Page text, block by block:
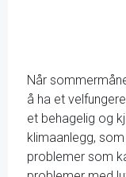
Når
å ha et
et behagelig og
klimaanlegg,
problemer som